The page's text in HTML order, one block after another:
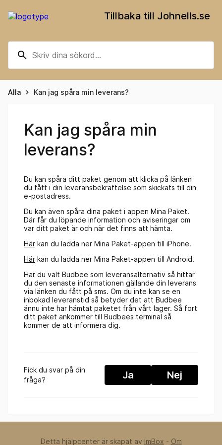
search
Tillbaka till Johnells.se
Alla keyboard_arrow_right Kan jag spåra min leverans?
Kan jag spåra min
leverans?
Du kan spåra ditt paket genom att klicka på länken
du fått i din leveransbekräftelse som skickats till din
e-postadress.
Du kan även spåra dina paket i appen Mina Paket.
Där får du löpande information och aviseringar om
var ditt paket är och när det finns att hämta.
Här kan du ladda ner Mina Paket-appen till iPhone.
Här kan du ladda ner Mina Paket-appen till Android.
Har du valt Budbee som leveransalternativ så hittar
du den senaste informationen gällande din leverans
via länken du fått på sms. Om du inte kan se en
inbokad leveranstid så betyder det att Budbee
ännu inte har hämtat paketet från vårt lager. Så fort
ditt paket ankommer till Budbees terminal så
kommer de att informera dig.
Fick du svar på din
fråga?
Ja Nej
Detta hjälpcenter är skapat av ImBox - Om